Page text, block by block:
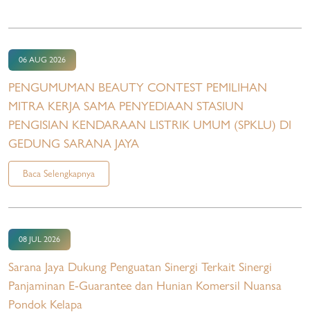
06 AUG 2026
PENGUMUMAN BEAUTY CONTEST PEMILIHAN
MITRA KERJA SAMA PENYEDIAAN STASIUN
PENGISIAN KENDARAAN LISTRIK UMUM (SPKLU) DI
GEDUNG SARANA JAYA
Baca Selengkapnya
08 JUL 2026
Sarana Jaya Dukung Penguatan Sinergi Terkait Sinergi
Panjaminan E-Guarantee dan Hunian Komersil Nuansa
Pondok Kelapa